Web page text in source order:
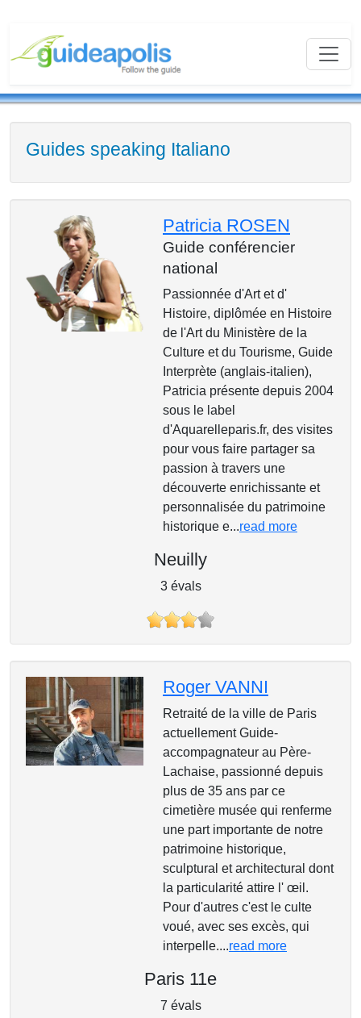
Guides speaking Italiano
Patricia ROSEN
Guide conférencier
national
Passionnée d'Art et d'
Histoire, diplômée en Histoire
de l'Art du Ministère de la
Culture et du Tourisme, Guide
Interprète (anglais-italien),
Patricia présente depuis 2004
sous le label
d'Aquarelleparis.fr, des visites
pour vous faire partager sa
passion à travers une
découverte enrichissante et
personnalisée du patrimoine
historique e...read more
Neuilly
3 évals
Roger VANNI
Retraité de la ville de Paris
actuellement Guide-
accompagnateur au Père-
Lachaise, passionné depuis
plus de 35 ans par ce
cimetière musée qui renferme
une part importante de notre
patrimoine historique,
sculptural et architectural dont
la particularité attire l' œil.
Pour d'autres c'est le culte
voué, avec ses excès, qui
interpelle....read more
Paris 11e
7 évals